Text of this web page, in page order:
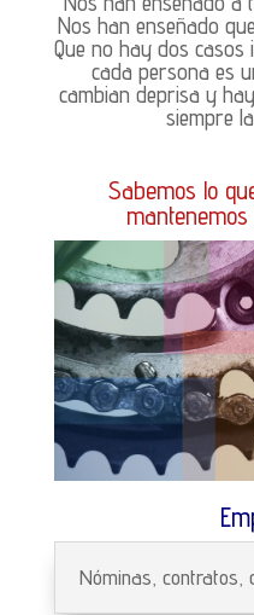
Nos han enseñado
Que no hay dos casos
cada persona es
cambian deprisa y
siempre
Sabemos lo
Nóminas, contratos,